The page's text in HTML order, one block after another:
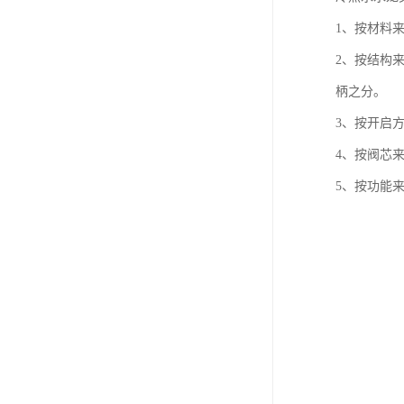
1、按材料
2、按结构
柄之分。
3、按开启
4、按阀芯
5、按功能